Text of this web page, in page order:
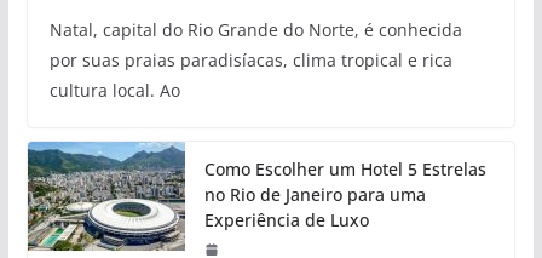
Natal, capital do Rio Grande do Norte, é conhecida
por suas praias paradisíacas, clima tropical e rica
cultura local. Ao
Como Escolher um Hotel 5 Estrelas
no Rio de Janeiro para uma
Experiência de Luxo